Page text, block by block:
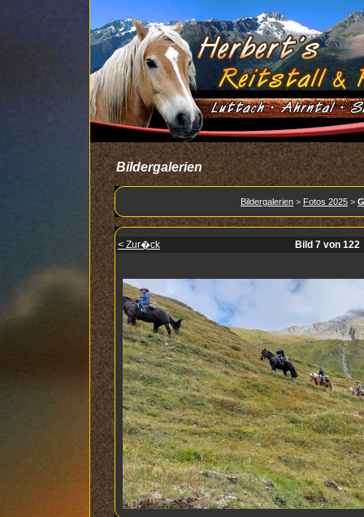
Bildergalerien
Bildergalerien > Fotos 2025 >
< Zur�ck Bild 7 von 122